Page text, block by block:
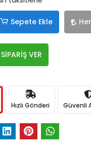
Sepete Ekle
VER
Hızlı Gönderi Güvenli